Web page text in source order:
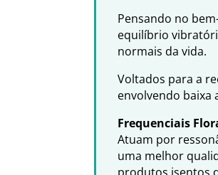
Pensando no
equilíbrio
normais da vida.
Voltados para a
envolvendo baixa
Frequenciais
Atuam por
uma melhor